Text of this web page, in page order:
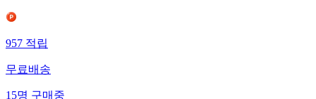
957적립
무료배송